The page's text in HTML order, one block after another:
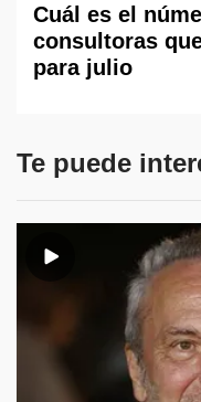
Cuál es el
consultoras
para julio
Te puede